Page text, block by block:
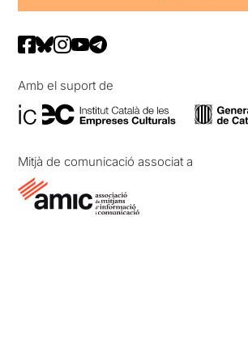
Amb el suport de
Mitjà de comunicació associat a